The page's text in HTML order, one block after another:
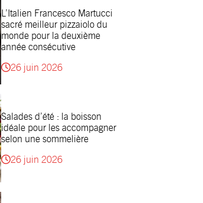
L’Italien Francesco Martucci
sacré meilleur pizzaiolo du
monde pour la deuxième
année consécutive
26 juin 2026
Salades d’été : la boisson
idéale pour les accompagner
selon une sommelière
26 juin 2026